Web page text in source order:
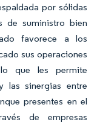
por sólidas
de suministro bien
favorece a los
sus operaciones
que les permite
las sinergias entre
presentes en el
de empresas